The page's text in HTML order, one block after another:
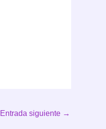
Entrada siguiente →